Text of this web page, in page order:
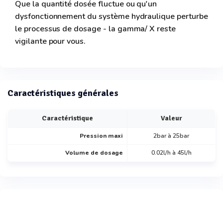
Que la quantité dosée fluctue ou qu'un
dysfonctionnement du système hydraulique perturbe
le processus de dosage - la gamma/ X reste
vigilante pour vous.
Caractéristiques générales
Caractéristique Valeur
Pression maxi 2bar à 25bar
Volume de dosage 0.02l/h à 45l/h